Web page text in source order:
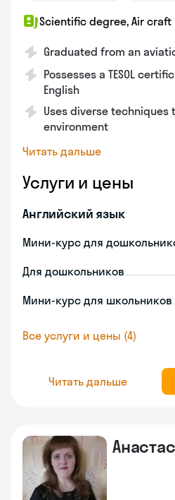
Scientific degree, Air
Graduated from an
Possesses a TESOL
English
Uses diverse
environment
Читать дальше
Услуги и цены
Английский язык
Мини-курс для
Для дошкольников
Мини-курс для школьников
Все услуги и цены (4)
Читать дальше